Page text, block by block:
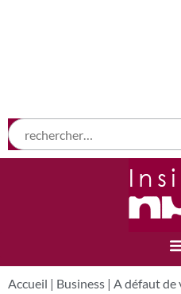
Accueil | Business | A défaut de